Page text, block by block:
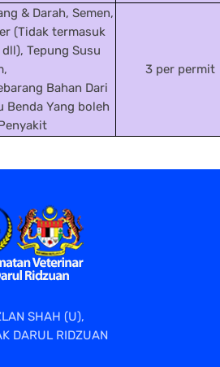
& Darah, Semen,
(Tidak termasuk
Tepung Susu
Bahan Dari
Benda Yang boleh
3 per permit
SHAH (U),
DARUL RIDZUAN